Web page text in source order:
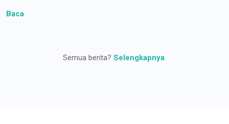
Baca
Semua berita? Selengkapnya